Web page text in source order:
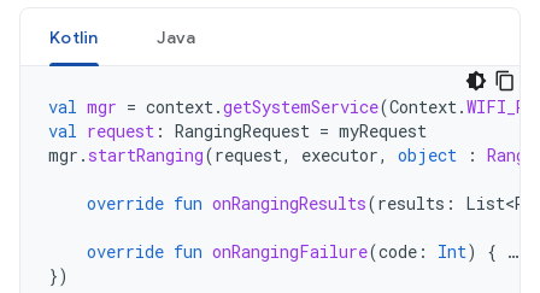
Kotlin Java
val mgr = context.getSystemService(Context.
val request : RangingRequest = myRequest
mgr . startRanging(request, executor, object :
override fun onRangingResults(results :
override fun onRangingFailure(code : Int) { …
})